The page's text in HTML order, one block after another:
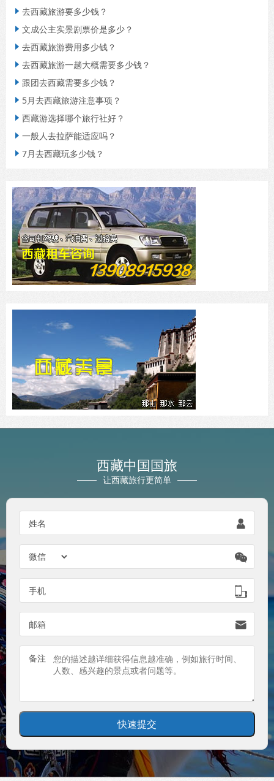
 去西藏旅游要多少钱？
 文成公主实景剧票价是多少？
 去西藏旅游费用多少钱？
 去西藏旅游一趟大概需要多少钱？
 跟团去西藏需要多少钱？
 5月去西藏旅游注意事项？
 西藏游选择哪个旅行社好？
 一般人去拉萨能适应吗？
 7月去西藏玩多少钱？
西藏中国国旅
让西藏旅行更简单
姓名 

手机 
邮箱 
备注